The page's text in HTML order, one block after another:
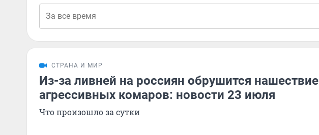
СТРАНА И МИР
Из-за ливней на россиян обрушится нашествие
агрессивных комаров: новости 23 июля
Что произошло за сутки